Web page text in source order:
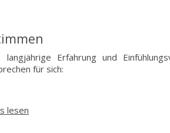
Erfahrung und
für sich:
lesen